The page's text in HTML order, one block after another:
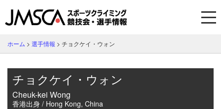
ホーム > 選手情報 > チョクケイ・ウォン
チョクケイ・ウォン
Cheuk-kei Wong
香港出身 / Hong Kong, China